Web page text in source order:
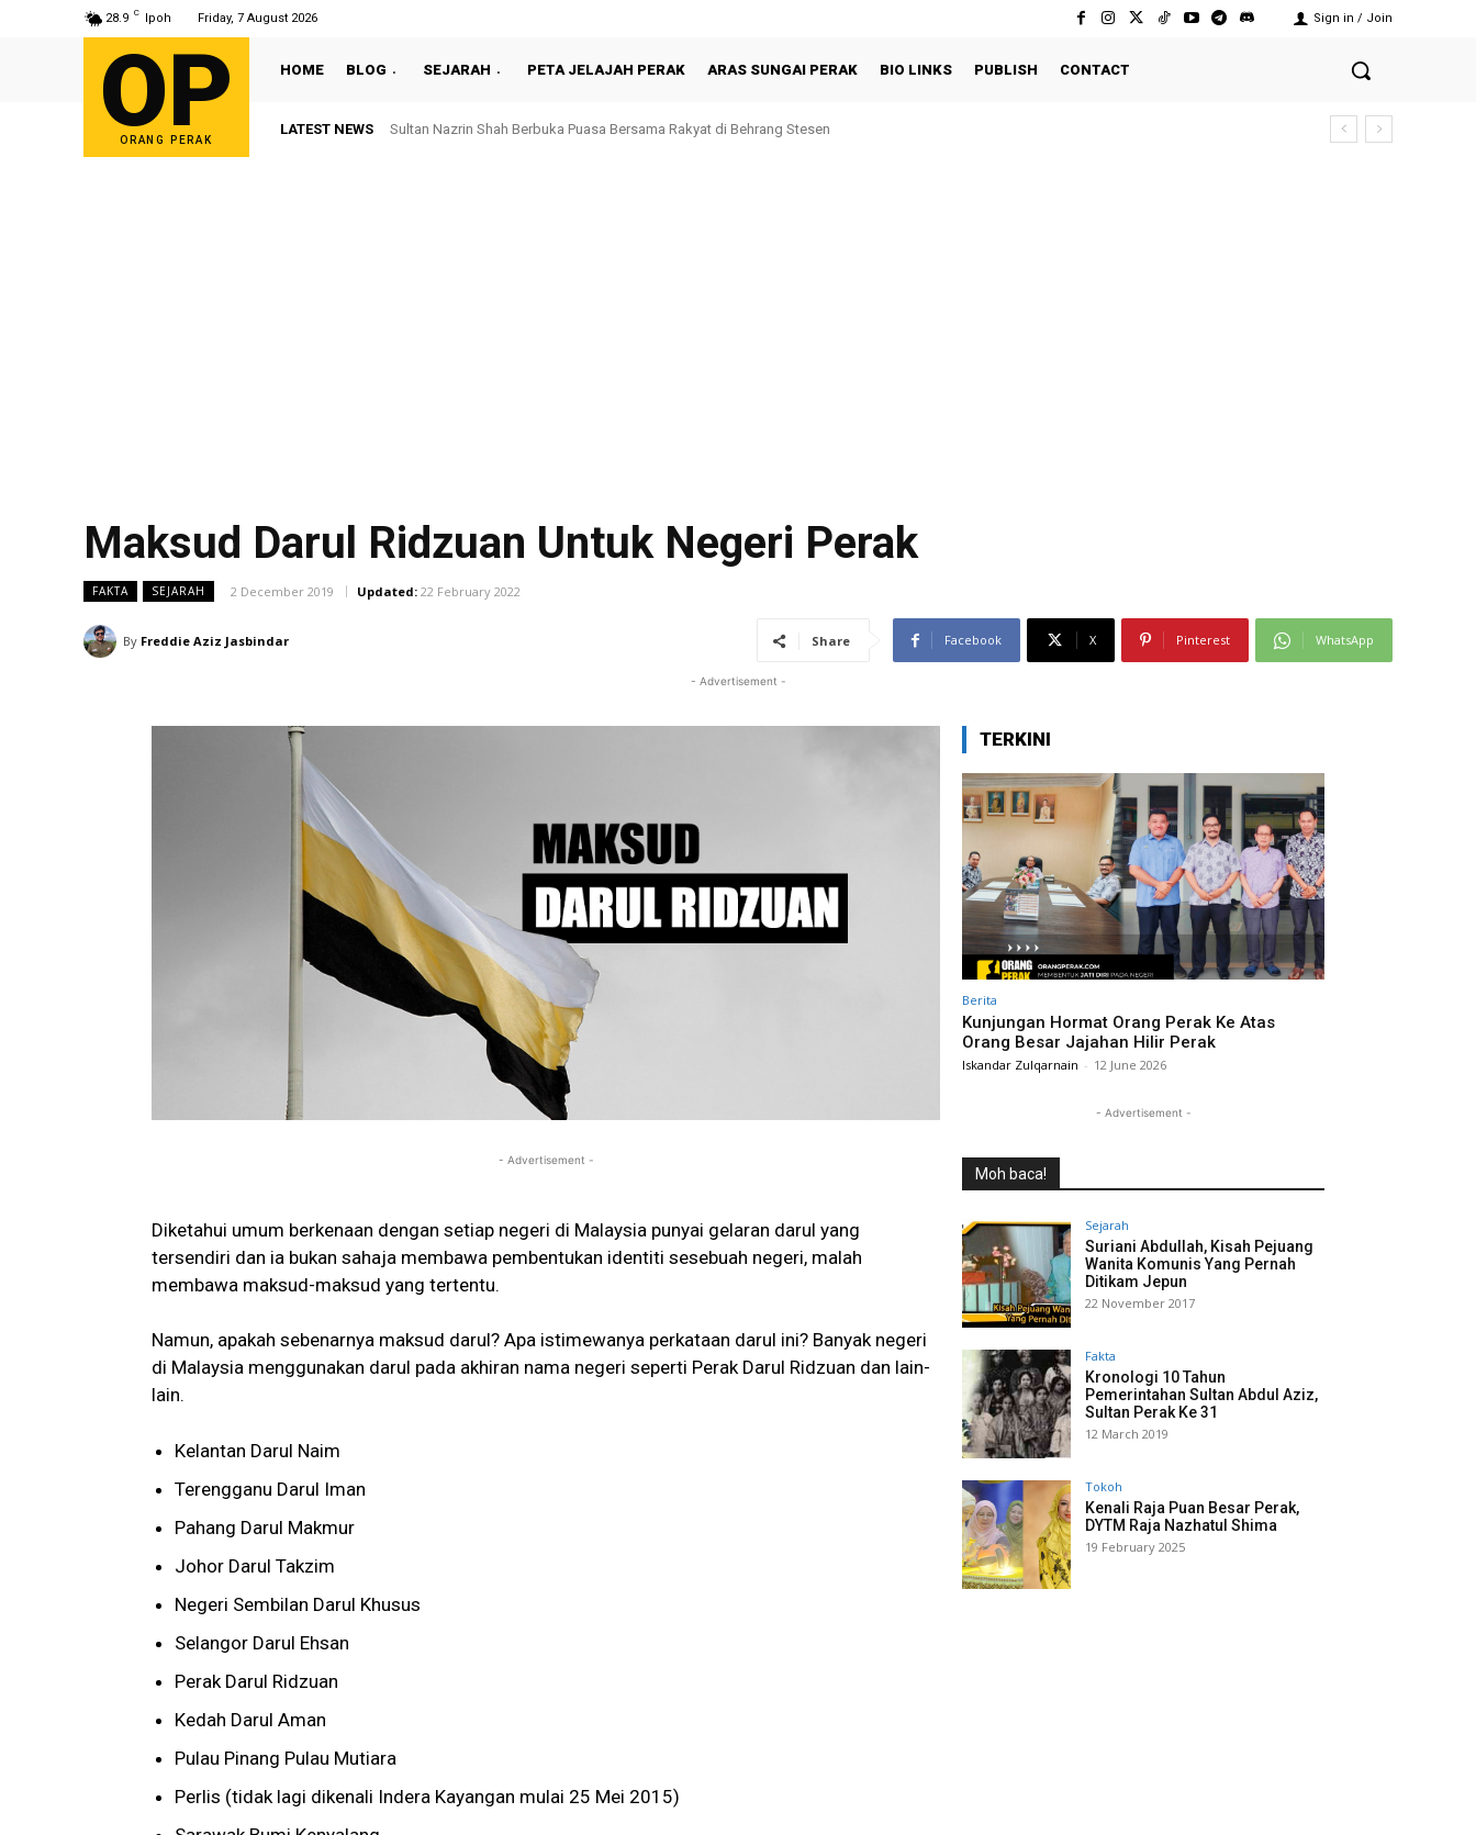
28.9 C Ipoh Friday, 7 August 2026 Sign in / Join
OP
ORANG PERAK
HOME BLOG SEJARAH PETA JELAJAH PERAK ARAS SUNGAI PERAK BIO LINKS PUBLISH CONTACT
LATEST NEWS Sultan Nazrin Shah Berbuka Puasa Bersama Rakyat di Behrang Stesen
Maksud Darul Ridzuan Untuk Negeri Perak
FAKTA SEJARAH 2 December 2019 Updated: 22 February 2022
By Freddie Aziz Jasbindar Share Facebook X Pinterest WhatsApp
- Advertisement -
- Advertisement -
Diketahui umum berkenaan dengan setiap negeri di Malaysia punyai gelaran darul yang
tersendiri dan ia bukan sahaja membawa pembentukan identiti sesebuah negeri, malah
membawa maksud-maksud yang tertentu.
Namun, apakah sebenarnya maksud darul? Apa istimewanya perkataan darul ini? Banyak negeri
di Malaysia menggunakan darul pada akhiran nama negeri seperti Perak Darul Ridzuan dan lain-
lain.
Kelantan Darul Naim
Terengganu Darul Iman
Pahang Darul Makmur
Johor Darul Takzim
Negeri Sembilan Darul Khusus
Selangor Darul Ehsan
Perak Darul Ridzuan
Kedah Darul Aman
Pulau Pinang Pulau Mutiara
Perlis (tidak lagi dikenali Indera Kayangan mulai 25 Mei 2015)
TERKINI
Berita
Kunjungan Hormat Orang Perak Ke Atas
Orang Besar Jajahan Hilir Perak
Iskandar Zulqarnain - 12 June 2026
- Advertisement -
Moh baca!
Sejarah
Suriani Abdullah, Kisah Pejuang
Wanita Komunis Yang Pernah
Ditikam Jepun
22 November 2017
Fakta
Kronologi 10 Tahun
Pemerintahan Sultan Abdul Aziz,
Sultan Perak Ke 31
12 March 2019
Tokoh
Kenali Raja Puan Besar Perak,
DYTM Raja Nazhatul Shima
19 February 2025